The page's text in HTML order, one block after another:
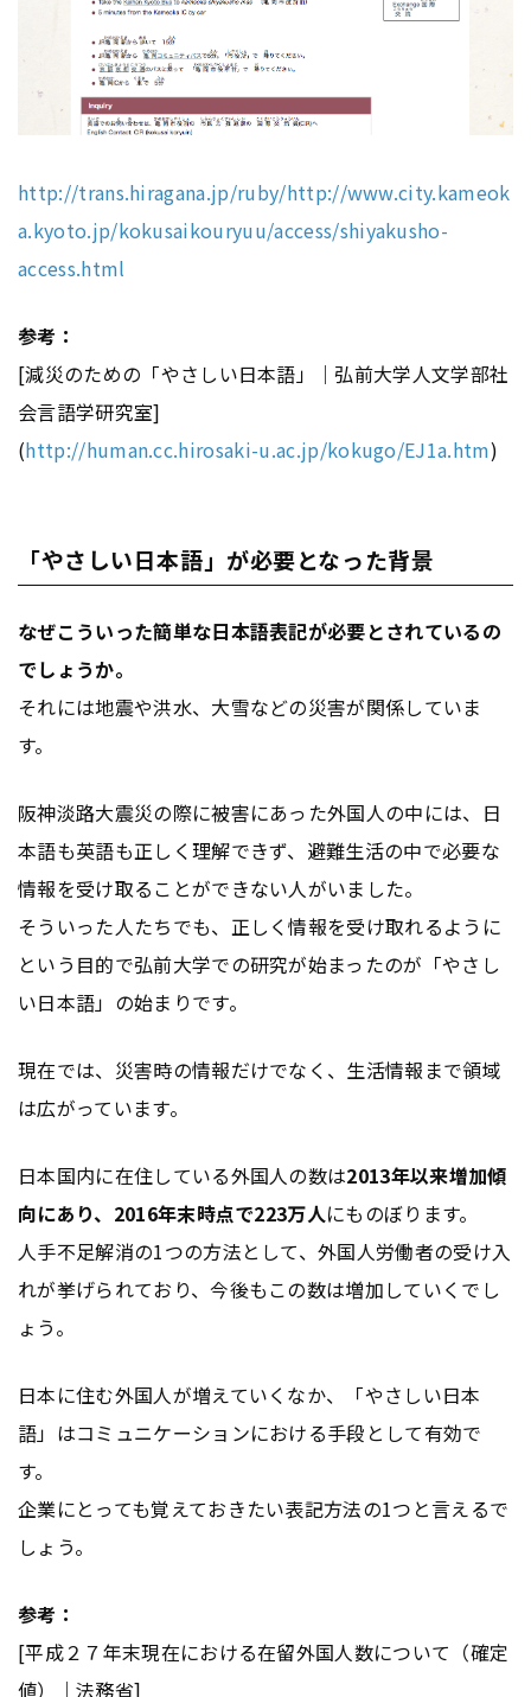
http://trans.hiragana.jp/ruby/http://www.city.kameok
a.kyoto.jp/kokusaikouryuu/access/shiyakusho-
access.html
参考：
[減災のための「やさしい日本語」｜弘前大学人文学部社
会言語学研究室]
(http://human.cc.hirosaki-u.ac.jp/kokugo/EJ1a.htm)
「やさしい日本語」が必要となった背景
なぜこういった簡単な日本語表記が必要とされているの
でしょうか。
それには地震や洪水、大雪などの災害が関係していま
す。
阪神淡路大震災の際に被害にあった外国人の中には、日
本語も英語も正しく理解できず、避難生活の中で必要な
情報を受け取ることができない人がいました。
そういった人たちでも、正しく情報を受け取れるように
という目的で弘前大学での研究が始まったのが「やさし
い日本語」の始まりです。
現在では、災害時の情報だけでなく、生活情報まで領域
は広がっています。
日本国内に在住している外国人の数は2013年以来増加傾
向にあり、2016年末時点で223万人にものぼります。
人手不足解消の1つの方法として、外国人労働者の受け入
れが挙げられており、今後もこの数は増加していくでし
ょう。
日本に住む外国人が増えていくなか、「やさしい日本
語」はコミュニケーションにおける手段として有効で
す。
企業にとっても覚えておきたい表記方法の1つと言えるで
しょう。
参考：
[平成２７年末現在における在留外国人数について（確定
値）｜法務省]